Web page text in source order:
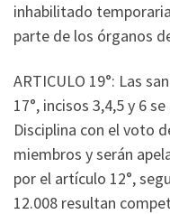
inhabilitado
parte de los órganos
ARTICULO 19°: Las
17°, incisos 3,4,5 y 6
Disciplina con el voto
miembros y serán
por el artículo 12°,
12.008 resultan